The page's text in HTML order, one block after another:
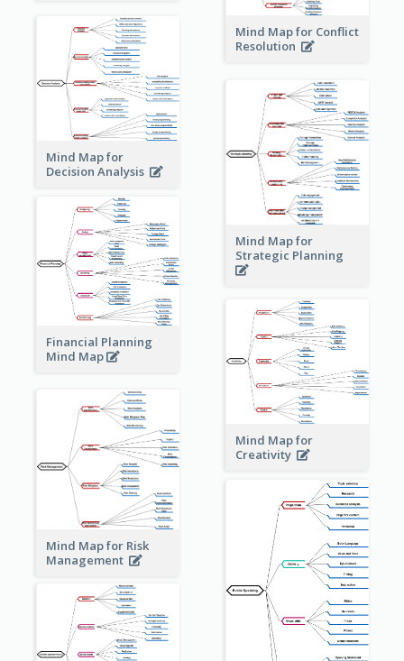
Mind Map for Conflict
Resolution
Mind Map for
Decision Analysis
Mind Map for
Strategic Planning
Financial Planning
Mind Map
Mind Map for
Creativity
Mind Map for Risk
Management